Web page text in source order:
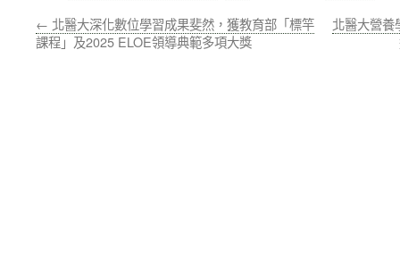
← 北醫大深化數位學習成果斐然，獲教育部「標竿
課程」及2025 ELOE領導典範多項大獎
北醫大營養